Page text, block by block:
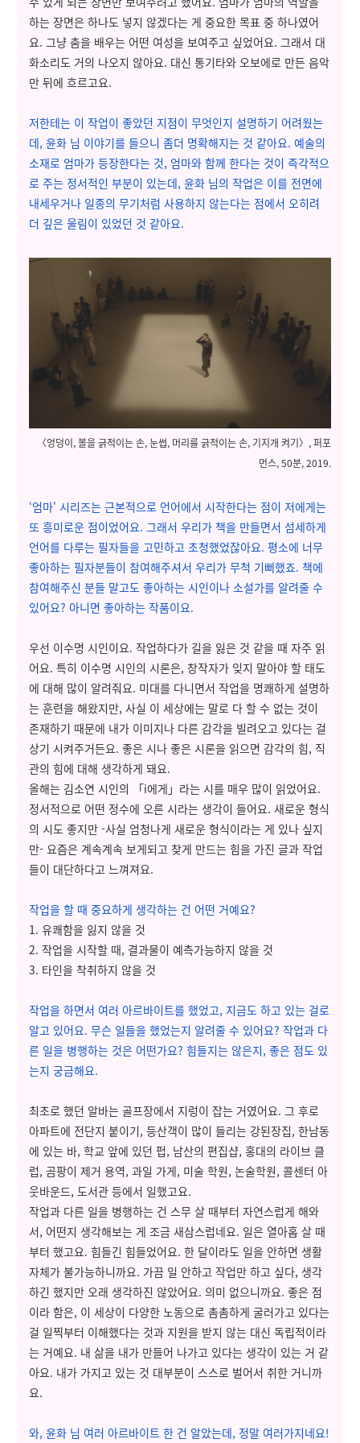
하는 장면은 하나도 넣지 않겠다는 게 중요한 목표 중 하나였어
요. 그냥 춤을 배우는 어떤 여성을 보여주고 싶었어요. 그래서 대
화소리도 거의 나오지 않아요. 대신 통기타와 오보에로 만든 음악
만 뒤에 흐르고요.
저한테는 이 작업이 좋았던 지점이 무엇인지 설명하기 어려웠는
데, 윤화 님 이야기를 들으니 좀더 명확해지는 것 같아요. 예술의
소재로 엄마가 등장한다는 것, 엄마와 함께 한다는 것이 즉각적으
로 주는 정서적인 부분이 있는데, 윤화 님의 작업은 이를 전면에
내세우거나 일종의 무기처럼 사용하지 않는다는 점에서 오히려
더 깊은 울림이 있었던 것 같아요.
〈엉덩이, 볼을 긁적이는 손, 눈썹, 머리를 긁적이는 손, 기지개 켜기〉, 퍼포
먼스, 50분, 2019.
‘엄마' 시리즈는 근본적으로 언어에서 시작한다는 점이 저에게는
또 흥미로운 점이었어요. 그래서 우리가 책을 만들면서 섬세하게
언어를 다루는 필자들을 고민하고 초청했었잖아요. 평소에 너무
좋아하는 필자분들이 참여해주셔서 우리가 무척 기뻐했죠. 책에
참여해주신 분들 말고도 좋아하는 시인이나 소설가를 알려줄 수
있어요? 아니면 좋아하는 작품이요.
우선 이수명 시인이요. 작업하다가 길을 잃은 것 같을 때 자주 읽
어요. 특히 이수명 시인의 시론은, 창작자가 잊지 말아야 할 태도
에 대해 많이 알려줘요. 미대를 다니면서 작업을 명쾌하게 설명하
는 훈련을 해왔지만, 사실 이 세상에는 말로 다 할 수 없는 것이
존재하기 때문에 내가 이미지나 다른 감각을 빌려오고 있다는 걸
상기 시켜주거든요. 좋은 시나 좋은 시론을 읽으면 감각의 힘, 직
관의 힘에 대해 생각하게 돼요.
올해는 김소연 시인의 「i에게」라는 시를 매우 많이 읽었어요.
정서적으로 어떤 정수에 오른 시라는 생각이 들어요. 새로운 형식
의 시도 좋지만 -사실 엄청나게 새로운 형식이라는 게 있나 싶지
만- 요즘은 계속계속 보게되고 찾게 만드는 힘을 가진 글과 작업
들이 대단하다고 느껴져요.
작업을 할 때 중요하게 생각하는 건 어떤 거예요?
1. 유쾌함을 잃지 않을 것
2. 작업을 시작할 때, 결과물이 예측가능하지 않을 것
3. 타인을 착취하지 않을 것
작업을 하면서 여러 아르바이트를 했었고, 지금도 하고 있는 걸로
알고 있어요. 무슨 일들을 했었는지 알려줄 수 있어요? 작업과 다
른 일을 병행하는 것은 어떤가요? 힘들지는 않은지, 좋은 점도 있
는지 궁금해요.
최초로 했던 알바는 골프장에서 지렁이 잡는 거였어요. 그 후로
아파트에 전단지 붙이기, 등산객이 많이 들리는 강된장집, 한남동
에 있는 바, 학교 앞에 있던 펍, 남산의 편집샵, 홍대의 라이브 클
럽, 곰팡이 제거 용역, 과일 가게, 미술 학원, 논술학원, 콜센터 아
웃바운드, 도서관 등에서 일했고요.
작업과 다른 일을 병행하는 건 스무 살 때부터 자연스럽게 해와
서, 어떤지 생각해보는 게 조금 새삼스럽네요. 일은 열아홉 살 때
부터 했고요. 힘들긴 힘들었어요. 한 달이라도 일을 안하면 생활
자체가 불가능하니까요. 가끔 일 안하고 작업만 하고 싶다, 생각
하긴 했지만 오래 생각하진 않았어요. 의미 없으니까요. 좋은 점
이라 함은, 이 세상이 다양한 노동으로 촘촘하게 굴러가고 있다는
걸 일찍부터 이해했다는 것과 지원을 받지 않는 대신 독립적이라
는 거예요. 내 삶을 내가 만들어 나가고 있다는 생각이 있는 거 같
아요. 내가 가지고 있는 것 대부분이 스스로 벌어서 취한 거니까
요.
와, 윤화 님 여러 아르바이트 한 건 알았는데, 정말 여러가지네요!